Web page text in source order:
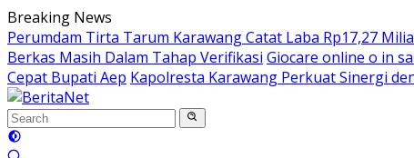
Skip
to
content
Breaking News
Perumdam Tirta Tarum Karawang Catat Laba Rp17,27
Berkas Masih Dalam Tahap Verifikasi Giocare online o in
Cepat Bupati Aep Kapolresta Karawang Perkuat Sinergi